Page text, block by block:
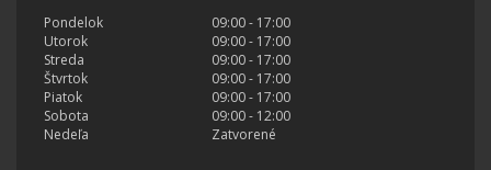
Pondelok
09:00 - 17:00
Utorok
09:00 - 17:00
Streda
09:00 - 17:00
Štvrtok
09:00 - 17:00
Piatok
09:00 - 17:00
Sobota
09:00 - 12:00
Nedeľa
Zatvorené